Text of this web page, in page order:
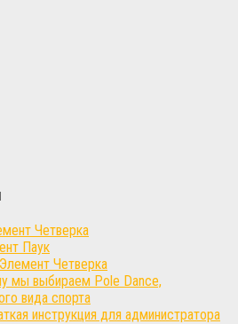
Четверка
Паук
Элемент Четверка
мы выбираем Pole Dance,
вида спорта
инструкция для администратора